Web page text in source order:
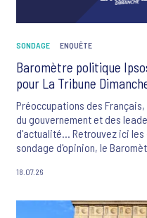
SONDAGE ENQUÊTE
Baromètre politique
pour La Tribune
Préoccupations des
du gouvernement et des
d'actualité... Retrouvez ici
sondage d'opinion, le
18.07.26